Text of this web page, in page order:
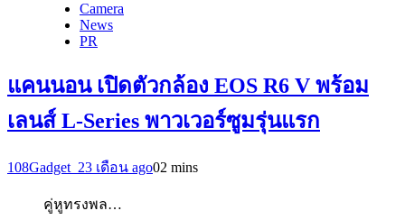
Camera
News
PR
แคนนอน เปิดตัวกล้อง EOS R6 V พร้อม
เลนส์ L-Series พาวเวอร์ซูมรุ่นแรก
108Gadget_23 เดือน ago02 mins
คู่หูทรงพล…